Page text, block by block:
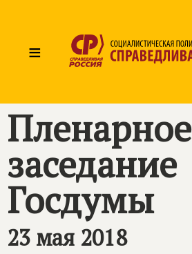
≡
Пленарное
заседание
Госдумы
23 мая 2018